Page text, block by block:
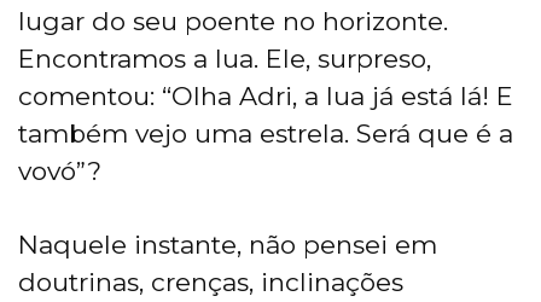
lugar do seu poente no horizonte.
Encontramos a lua. Ele, surpreso,
comentou: “Olha Adri, a lua já está lá! E
também vejo uma estrela. Será que é a
vovó”?
Naquele instante, não pensei em
doutrinas, crenças, inclinações